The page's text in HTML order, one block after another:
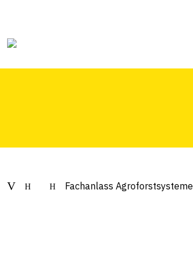
Fachanlass Agroforstsysteme